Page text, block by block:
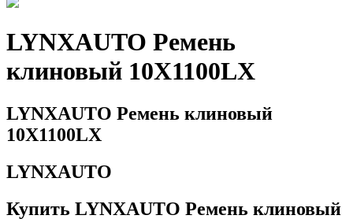
LYNXAUTO Ремень
клиновый 10X1100LX
LYNXAUTO Ремень клиновый
10X1100LX
LYNXAUTO
Купить LYNXAUTO Ремень клиновый